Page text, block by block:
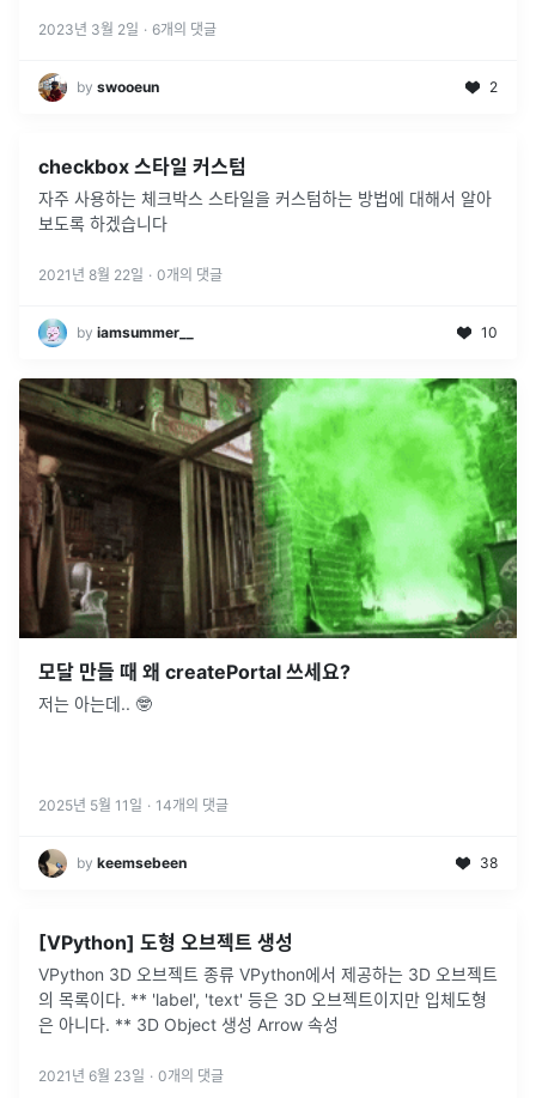
2023년 3월 2일 · 6개의 댓글
by swooeun 2
checkbox 스타일 커스텀
자주 사용하는 체크박스 스타일을 커스텀하는 방법에 대해서 알아
보도록 하겠습니다
2021년 8월 22일 · 0개의 댓글
by iamsummer__ 10
모달 만들 때 왜 createPortal 쓰세요?
저는 아는데.. 🤓
2025년 5월 11일 · 14개의 댓글
by keemsebeen 38
[VPython] 도형 오브젝트 생성
VPython 3D 오브젝트 종류 VPython에서 제공하는 3D 오브젝트
의 목록이다. ** 'label', 'text' 등은 3D 오브젝트이지만 입체도형
은 아니다. ** 3D Object 생성 Arrow 속성
2021년 6월 23일 · 0개의 댓글